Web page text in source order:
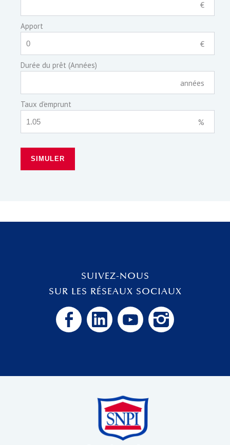
€
Apport
€
Durée du prêt (Années)
années
Taux d'emprunt
%
SIMULER
SUIVEZ-NOUS
SUR LES RÉSEAUX SOCIAUX